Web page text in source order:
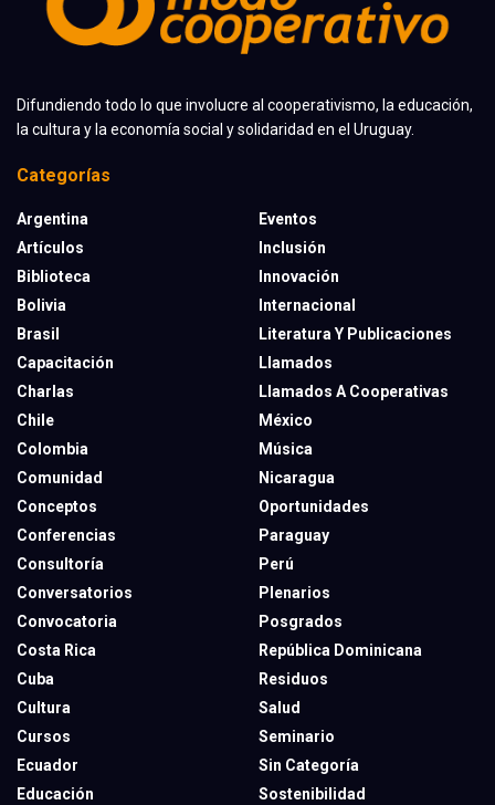
Difundiendo todo lo que involucre al cooperativismo, la educación,
la cultura y la economía social y solidaridad en el Uruguay.
Categorías
Argentina
Artículos
Biblioteca
Bolivia
Brasil
Capacitación
Charlas
Chile
Colombia
Comunidad
Conceptos
Conferencias
Consultoría
Conversatorios
Convocatoria
Costa Rica
Cuba
Cultura
Cursos
Ecuador
Educación
Eventos
Inclusión
Innovación
Internacional
Literatura Y Publicaciones
Llamados
Llamados A Cooperativas
México
Música
Nicaragua
Oportunidades
Paraguay
Perú
Plenarios
Posgrados
República Dominicana
Residuos
Salud
Seminario
Sin Categoría
Sostenibilidad